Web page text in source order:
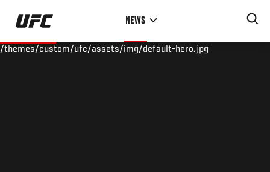
Skip
main
NEWS
/themes/custom/ufc/assets/img/default-hero.jpg